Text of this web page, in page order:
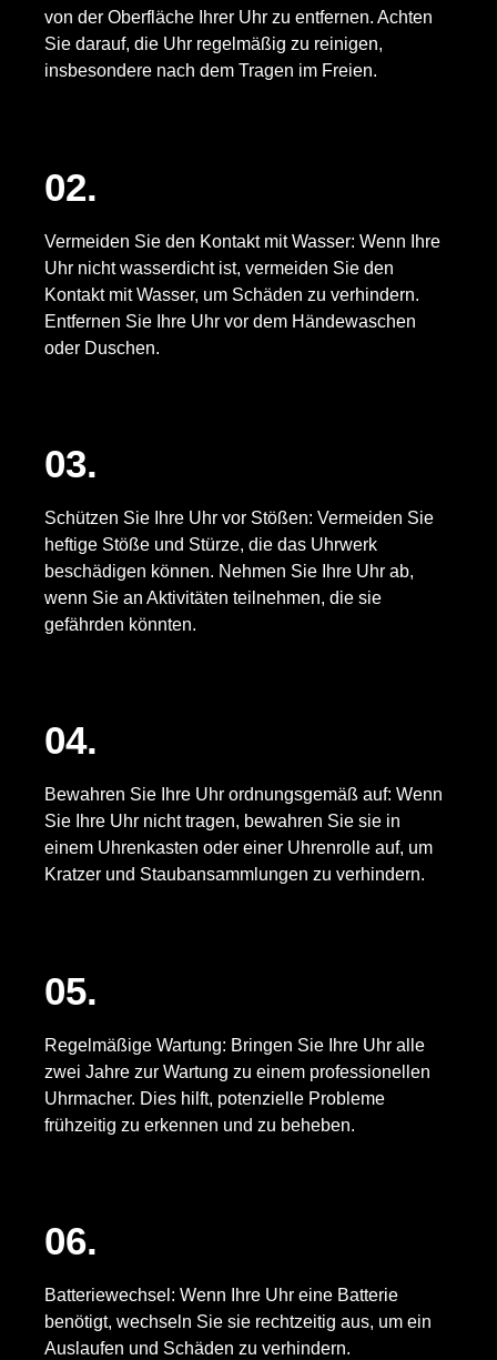
von der Oberfläche Ihrer Uhr zu entfernen. Achten
Sie darauf, die Uhr regelmäßig zu reinigen,
insbesondere nach dem Tragen im Freien.
02.
Vermeiden Sie den Kontakt mit Wasser: Wenn Ihre
Uhr nicht wasserdicht ist, vermeiden Sie den
Kontakt mit Wasser, um Schäden zu verhindern.
Entfernen Sie Ihre Uhr vor dem Händewaschen
oder Duschen.
03.
Schützen Sie Ihre Uhr vor Stößen: Vermeiden Sie
heftige Stöße und Stürze, die das Uhrwerk
beschädigen können. Nehmen Sie Ihre Uhr ab,
wenn Sie an Aktivitäten teilnehmen, die sie
gefährden könnten.
04.
Bewahren Sie Ihre Uhr ordnungsgemäß auf: Wenn
Sie Ihre Uhr nicht tragen, bewahren Sie sie in
einem Uhrenkasten oder einer Uhrenrolle auf, um
Kratzer und Staubansammlungen zu verhindern.
05.
Regelmäßige Wartung: Bringen Sie Ihre Uhr alle
zwei Jahre zur Wartung zu einem professionellen
Uhrmacher. Dies hilft, potenzielle Probleme
frühzeitig zu erkennen und zu beheben.
06.
Batteriewechsel: Wenn Ihre Uhr eine Batterie
benötigt, wechseln Sie sie rechtzeitig aus, um ein
Auslaufen und Schäden zu verhindern.